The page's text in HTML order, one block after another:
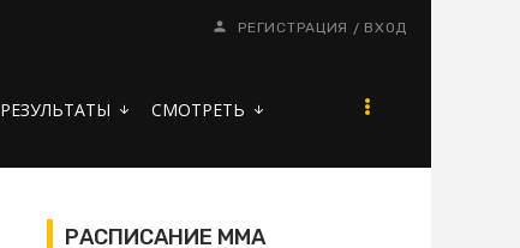
РЕГИСТРАЦИЯ / ВХОД
РЕЗУЛЬТАТЫ arrow_downward СМОТРЕТЬ arrow_downward
РАСПИСАНИЕ ММА